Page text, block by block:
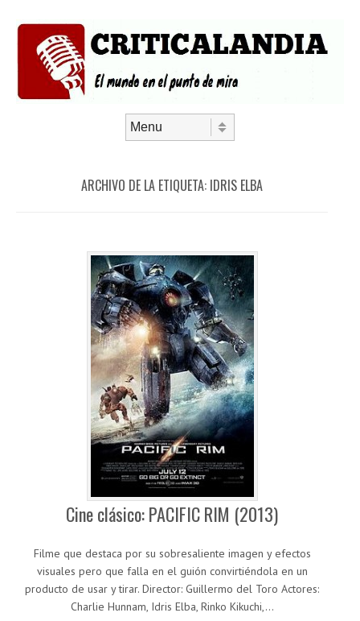
ARCHIVO DE LA ETIQUETA: IDRIS ELBA
Cine clásico: PACIFIC RIM (2013)
Filme que destaca por su sobresaliente imagen y efectos
visuales pero que falla en el guión convirtiéndola en un
producto de usar y tirar. Director: Guillermo del Toro Actores:
Charlie Hunnam, Idris Elba, Rinko Kikuchi,…